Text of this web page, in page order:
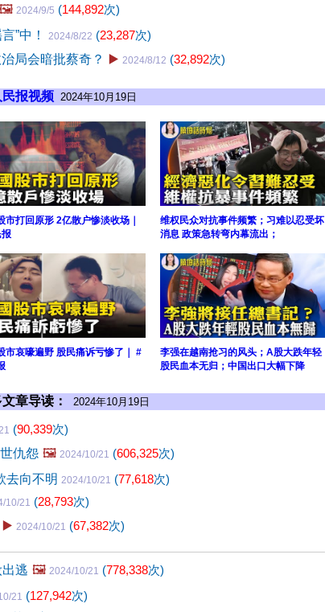
🖼️ 2024/9/5 (144,892次)
”中！
2024/8/22 (23,287次)
局会暗批蔡奇？ ▶️ 2024/8/12 (32,892次)
民报视频 2024年10月19日
市打回原形 2亿散户惨淡收场｜
维权民众对抗事件频繁；习难以忍受坏
消息 政策急转弯内幕流出；
市哀嚎遍野 股民痛诉亏惨了｜ #
李强在越南抢习的风头；A股大跌年轻
股民血本无归；中国出口大幅下降
章导读： 2024年10月19日
(90,339次)
仇怨 🖼️ 2024/10/21 (606,325次)
去向不明 2024/10/21 (77,618次)
10/21 (28,793次)
▶️ 2024/10/21 (67,382次)
逃 🖼️ 2024/10/21 (778,338次)
21 (127,942次)